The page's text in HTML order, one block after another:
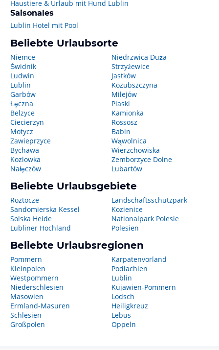
Haustiere & Urlaub mit Hund Lublin
Saisonales
Lublin Hotel mit Pool
Beliebte Urlaubsorte
Niemce
Świdnik
Ludwin
Lublin
Garbów
Łęczna
Belzyce
Ciecierzyn
Motycz
Zawieprzyce
Bychawa
Kozlowka
Nałęczów
Niedrzwica Duża
Strzyżewice
Jastków
Kozubszczyna
Milejów
Piaski
Kamionka
Rossosz
Babin
Wąwolnica
Wierzchowiska
Zemborzyce Dolne
Lubartów
Beliebte Urlaubsgebiete
Roztocze
Sandomierska Kessel
Solska Heide
Lubliner Hochland
Landschaftsschutzpark
Kozienice
Nationalpark Polesie
Polesien
Beliebte Urlaubsregionen
Pommern
Kleinpolen
Westpommern
Niederschlesien
Masowien
Ermland-Masuren
Schlesien
Großpolen
Karpatenvorland
Podlachien
Lublin
Kujawien-Pommern
Lodsch
Heiligkreuz
Lebus
Oppeln